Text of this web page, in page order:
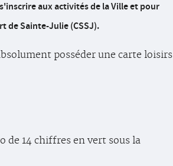
aux activités de la Ville et pour
de Sainte-Julie (CSSJ).
posséder une carte loisirs
de 14 chiffres en vert sous la